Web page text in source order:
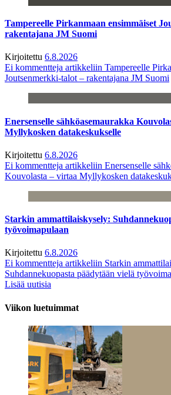
Tampereelle Pirkanmaan ensimmäiset
rakentajana JM Suomi
Kirjoitettu 6.8.2026
Ei kommentteja artikkeliin Tampereelle
Joutsenmerkki-talot – rakentajana JM Suomi
Enersenselle sähköasemaurakka
Myllykosken datakeskukselle
Kirjoitettu 6.8.2026
Ei kommentteja artikkeliin Enersenselle
Kouvolasta – virtaa Myllykosken
Starkin ammattilaiskysely:
työvoimapulaan
Kirjoitettu 6.8.2026
Ei kommentteja artikkeliin Starkin
Suhdannekuopasta päädytään vielä
Lisää uutisia
Viikon luetuimmat